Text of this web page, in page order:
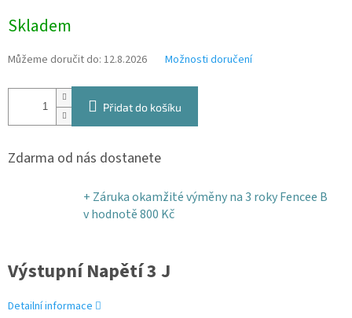
cena:
Skladem
Můžeme doručit do: 12.8.2026 Možnosti doručení
Přidat do košíku
Zdarma od nás dostanete
+ Záruka okamžité výměny na 3 roky Fencee B
v hodnotě 800 Kč
Výstupní Napětí 3 J
Detailní informace